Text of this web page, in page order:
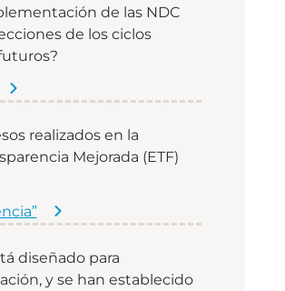
de las NDC
de los ciclos
realizados en la
Mejorada (ETF)
diseñado para
y se han establecido